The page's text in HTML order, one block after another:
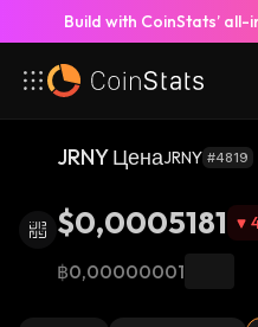
Build with CoinStats’ all-
JRNY ЦенаJRNY #4819
$0,0005181
฿0,00000001